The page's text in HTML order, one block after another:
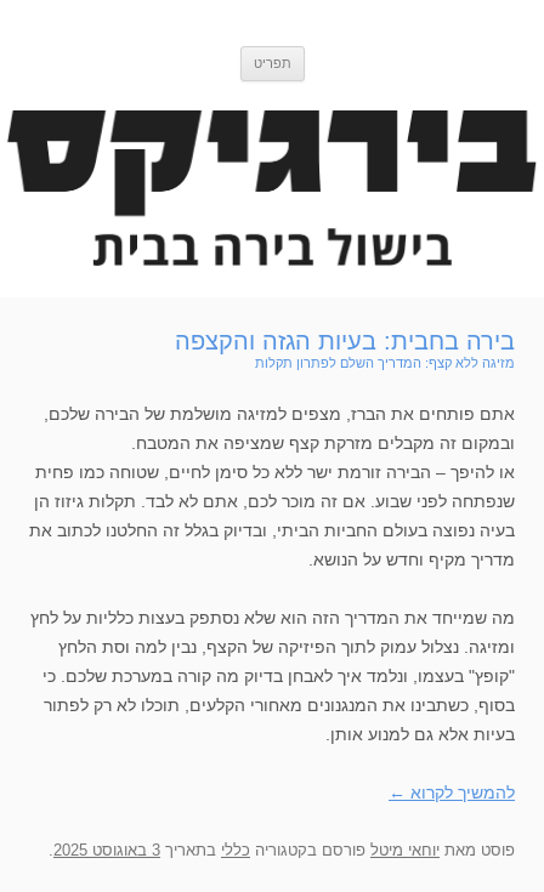
תפריט
בירה בחבית: בעיות הגזה והקצפה
מזיגה ללא קצף: המדריך השלם לפתרון תקלות
אתם פותחים את הברז, מצפים למזיגה מושלמת של הבירה שלכם,
ובמקום זה מקבלים מזרקת קצף שמציפה את המטבח.
או להיפך – הבירה זורמת ישר ללא כל סימן לחיים, שטוחה כמו פחית
שנפתחה לפני שבוע. אם זה מוכר לכם, אתם לא לבד. תקלות גיזוז הן
בעיה נפוצה בעולם החביות הביתי, ובדיוק בגלל זה החלטנו לכתוב את
מדריך מקיף וחדש על הנושא.
מה שמייחד את המדריך הזה הוא שלא נסתפק בעצות כלליות על לחץ
ומזיגה. נצלול עמוק לתוך הפיזיקה של הקצף, נבין למה וסת הלחץ
"קופץ" בעצמו, ונלמד איך לאבחן בדיוק מה קורה במערכת שלכם. כי
בסוף, כשתבינו את המנגנונים מאחורי הקלעים, תוכלו לא רק לפתור
בעיות אלא גם למנוע אותן.
להמשיך לקרוא ←
פוסט מאת יוחאי מיטל פורסם בקטגוריה כללי בתאריך 3 באוגוסט 2025 .